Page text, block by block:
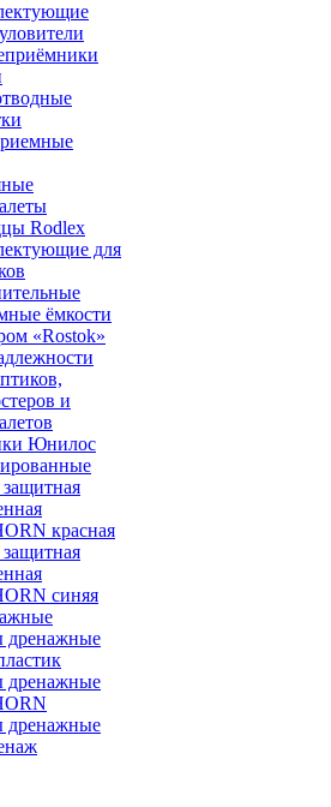
Rodlex
для
ёмкости
«Rostok»
и
Юнилос
красная
синяя
дренажные
дренажные
дренажные